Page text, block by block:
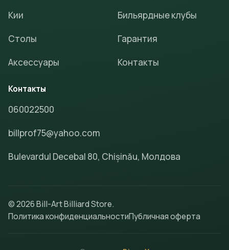
Кии
Столы
Аксессуары
Бильярдные клубы
Гарантия
Контакты
Контакты
060022500
billprof75@yahoo.com
Bulevardul Decebal 80, Chișinău, Молдова
© 2026 Bill-Art Billiard Store.
Политика конфиденциальностиПубличная оферта